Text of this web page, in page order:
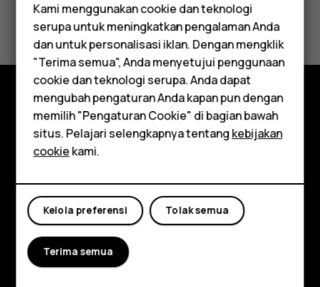
Smartphone
Feature phones
Aksesori
Tablet
Apakah ini membantu?
Ya Tidak
Jelajahi
Tentang
Dukungan
FacebookInstagram
Tiktok
Kami menggunakan cookie dan teknologi
serupa untuk meningkatkan pengalaman Anda
dan untuk personalisasi iklan. Dengan mengklik
"Terima semua", Anda menyetujui penggunaan
cookie dan teknologi serupa. Anda dapat
mengubah pengaturan Anda kapan pun dengan
memilih "Pengaturan Cookie" di bagian bawah
situs. Pelajari selengkapnya tentangkebijakan
cookiekami.
Tolak semua
Kelola preferensi
Terima semua